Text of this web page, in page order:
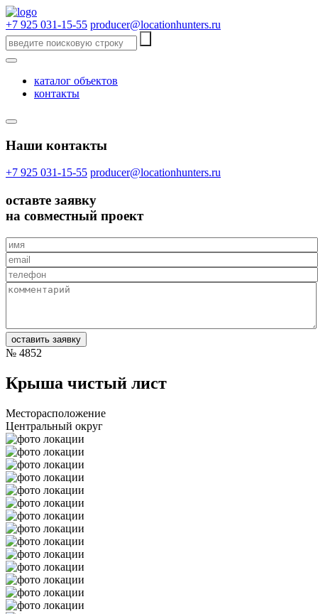
+7 925 031-15-55 producer@locationhunters.ru
каталог объектов
контакты
Наши контакты
+7 925 031-15-55 producer@locationhunters.ru
оставте заявку
на совместный проект
№ 4852
Крыша чистый лист
Месторасположение
Центральный округ